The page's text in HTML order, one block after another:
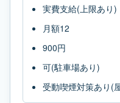
実費支給(上限あり)
月額12
900円
可(駐車場あり)
受動喫煙対策あり(